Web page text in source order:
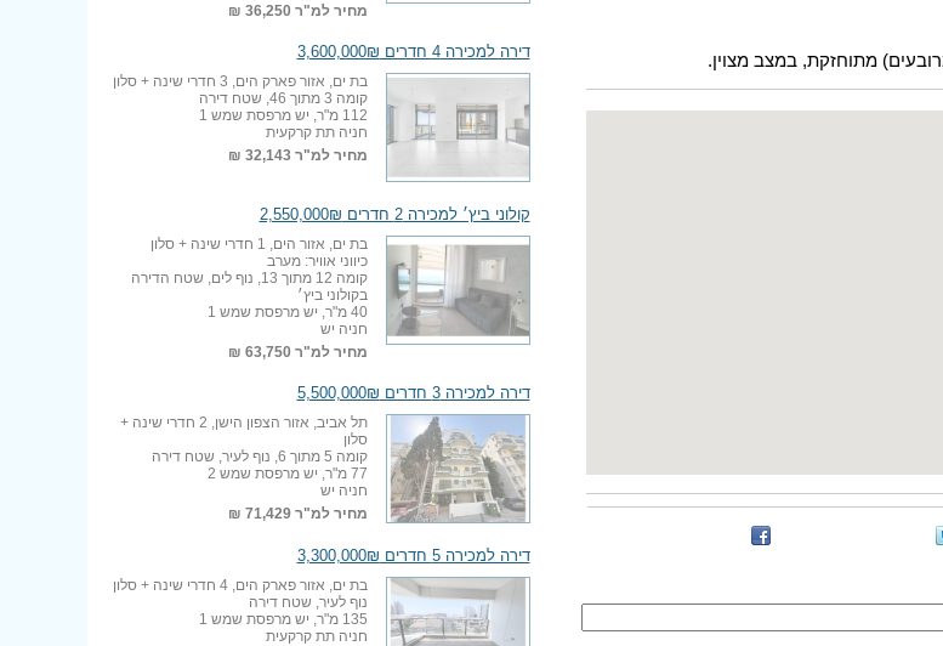
מחיר למ"ר 36,250 ₪
דירה למכירה 4 חדרים 3,600,000₪
בת ים, אזור פארק הים, 3 חדרי שינה + סלון
קומה 3 מתוך 46, שטח דירה
112 מ"ר, יש מרפסת שמש 1
חניה תת קרקעית
מחיר למ"ר32,143 ₪
קולוני ביץ׳ למכירה 2 חדרים 2,550,000₪
בת ים, אזור הים, 1 חדרי שינה + סלון
כיווני אוויר: מערב
קומה 12 מתוך 13, נוף לים, שטח הדירה
בקולוני ביץ׳
40 מ"ר, יש מרפסת שמש 1
חניה יש
מחיר למ"ר 63,750 ₪
דירה למכירה 3 חדרים 5,500,000₪
תל אביב, אזור הצפון הישן, 2 חדרי שינה +
סלון
קומה 5 מתוך 6, נוף לעיר, שטח דירה
77 מ"ר, יש מרפסת שמש 2
חניה יש
מחיר למ"ר71,429 ₪
דירה למכירה 5 חדרים 3,300,000₪
בת ים, אזור פארק הים, 4 חדרי שינה + סלון
נוף לעיר, שטח דירה
135 מ"ר, יש מרפסת שמש 1
חניה תת קרקעית